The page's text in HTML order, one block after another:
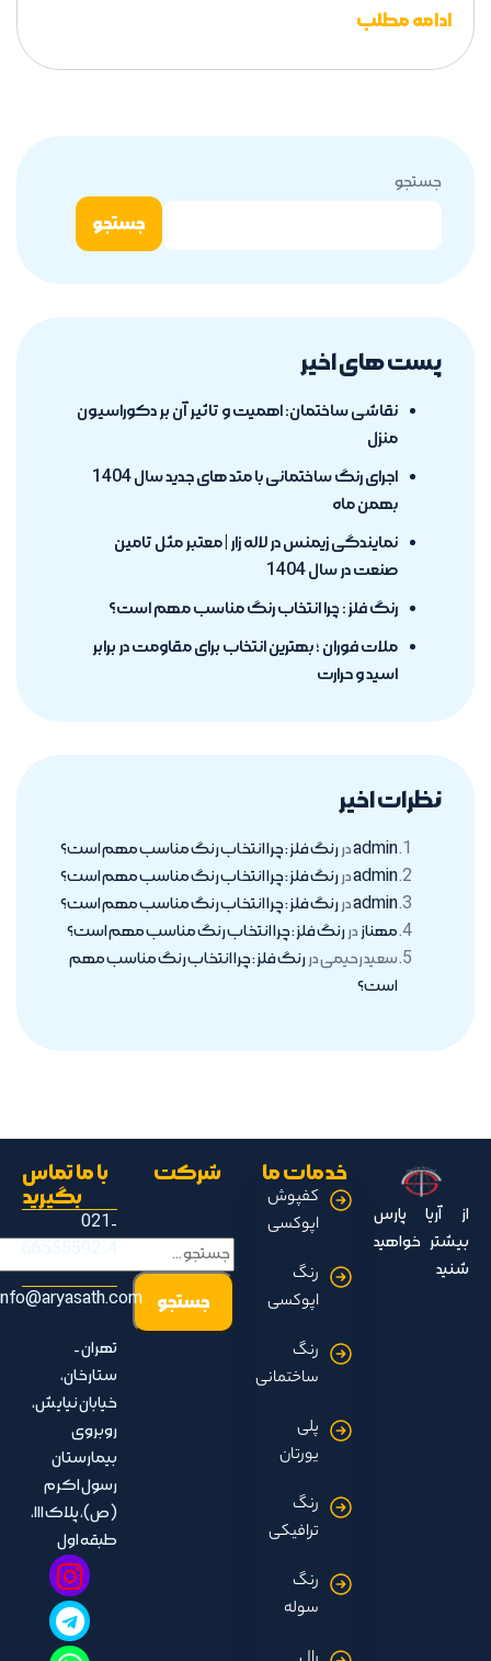
ادامه مطلب
جستجو
جستجو
پست های اخیر
نقاشی ساختمان: اهمیت و تاثیر آن بر دکوراسیون
منزل
اجرای رنگ ساختمانی با متد های جدید سال 1404
بهمن ماه
نمایندگی زیمنس در لاله زار | معتبر مثل تامین
صنعت در سال 1404
رنگ فلز : چرا انتخاب رنگ مناسب مهم است؟
ملات فوران ؛ بهترین انتخاب برای مقاومت در برابر
اسید و حرارت
نظرات اخیر
adminدررنگ فلز : چرا انتخاب رنگ مناسب مهم است؟
adminدررنگ فلز : چرا انتخاب رنگ مناسب مهم است؟
adminدررنگ فلز : چرا انتخاب رنگ مناسب مهم است؟
مهنازدررنگ فلز : چرا انتخاب رنگ مناسب مهم است؟
سعید رحیمیدررنگ فلز : چرا انتخاب رنگ مناسب مهم
است؟
از آریا پارس
بیشتر خواهید
شنید
خدمات ما
کفپوش
اپوکسی
رنگ
اپوکسی
رنگ
ساختمانی
پلی
یورتان
رنگ
ترافیکی
رنگ
سوله
شرکت
با ما تماس
بگیرید
021-
info@aryasath.com
تهران -
ستارخان،
خیابان نیایش،
روبروی
بیمارستان
رسول اکرم
(ص)، پلاک ۱۱۱،
طبقه اول